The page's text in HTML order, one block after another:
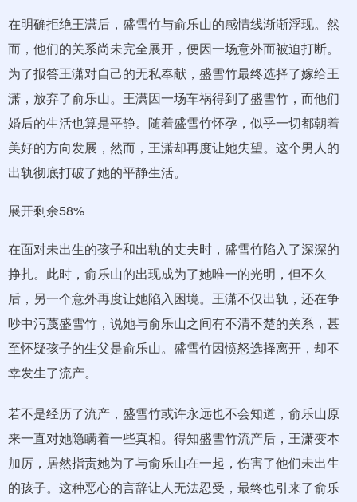
在明确拒绝王潇后，盛雪竹与俞乐山的感情线渐渐浮现。然
而，他们的关系尚未完全展开，便因一场意外而被迫打断。
为了报答王潇对自己的无私奉献，盛雪竹最终选择了嫁给王
潇，放弃了俞乐山。王潇因一场车祸得到了盛雪竹，而他们
婚后的生活也算是平静。随着盛雪竹怀孕，似乎一切都朝着
美好的方向发展，然而，王潇却再度让她失望。这个男人的
出轨彻底打破了她的平静生活。
展开剩余58%
在面对未出生的孩子和出轨的丈夫时，盛雪竹陷入了深深的
挣扎。此时，俞乐山的出现成为了她唯一的光明，但不久
后，另一个意外再度让她陷入困境。王潇不仅出轨，还在争
吵中污蔑盛雪竹，说她与俞乐山之间有不清不楚的关系，甚
至怀疑孩子的生父是俞乐山。盛雪竹因愤怒选择离开，却不
幸发生了流产。
若不是经历了流产，盛雪竹或许永远也不会知道，俞乐山原
来一直对她隐瞒着一些真相。得知盛雪竹流产后，王潇变本
加厉，居然指责她为了与俞乐山在一起，伤害了他们未出生
的孩子。这种恶心的言辞让人无法忍受，最终也引来了俞乐